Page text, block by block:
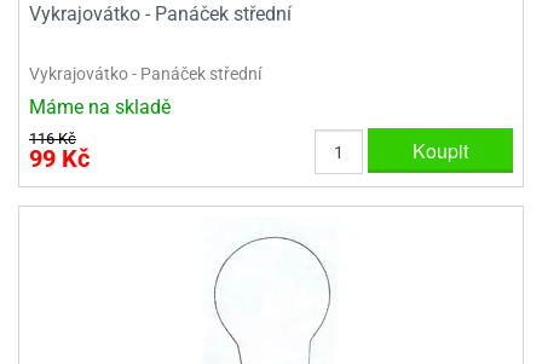
Vykrajovátko - Panáček střední
Vykrajovátko - Panáček střední
Máme na skladě
116 Kč
99 Kč Koupit